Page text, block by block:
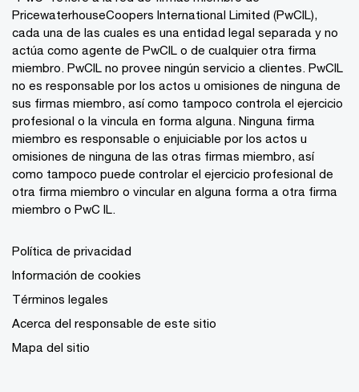
PricewaterhouseCoopers International Limited (PwCIL),
cada una de las cuales es una entidad legal separada y no
actúa como agente de PwCIL o de cualquier otra firma
miembro. PwCIL no provee ningún servicio a clientes. PwCIL
no es responsable por los actos u omisiones de ninguna de
sus firmas miembro, así como tampoco controla el ejercicio
profesional o la vincula en forma alguna. Ninguna firma
miembro es responsable o enjuiciable por los actos u
omisiones de ninguna de las otras firmas miembro, así
como tampoco puede controlar el ejercicio profesional de
otra firma miembro o vincular en alguna forma a otra firma
miembro o PwC IL.
Política de privacidad
Información de cookies
Términos legales
Acerca del responsable de este sitio
Mapa del sitio